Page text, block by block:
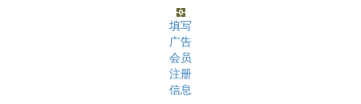
填写
广告
会员
注册
信息